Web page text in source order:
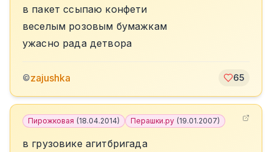
в пакет ссыпаю конфети
веселым розовым бумажкам
ужасно рада детвора
©zajushka 65
Пирожковая (18.04.2014) Перашки.ру (19.01.2007)
в грузовике агитбригада